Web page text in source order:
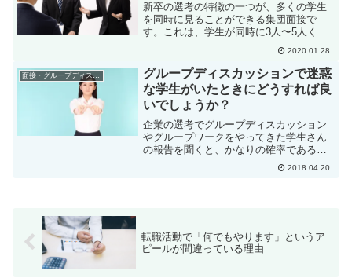
新卒の選考の特徴の一つが、多くの学生
を同時に見ることができる集団面接で
す。これは、学生が同時に3人〜5人くら
い一緒に面接を受けるのですが、1対1の
個人面接と違って、集団面接ならではの
注意ポイントがあるのです。今日はその
ことについてお話したい...
2020.01.28
面接・グループディスカッション
グループディスカッションで迷惑
な学生がいたときにどうすれば良
いでしょうか？
企業の選考でグループディスカッション
やグループワークをやってきた学生さん
の報告を聞くと、かなりの確率であるの
が、迷惑な学生が混ざっていてやりづら
かったという話です。迷惑な学生とは、
2018.04.20
転職活動で「何でもやります」というア
ピールが間違っている理由